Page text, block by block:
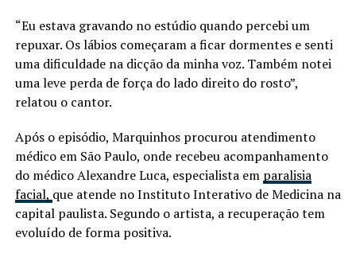
“Eu estava gravando no estúdio quando percebi um
repuxar. Os lábios começaram a ficar dormentes e senti
uma dificuldade na dicção da minha voz. Também notei
uma leve perda de força do lado direito do rosto”,
relatou o cantor.
Após o episódio, Marquinhos procurou atendimento
médico em São Paulo, onde recebeu acompanhamento
do médico Alexandre Luca, especialista em paralisia
facial, que atende no Instituto Interativo de Medicina na
capital paulista. Segundo o artista, a recuperação tem
evoluído de forma positiva.